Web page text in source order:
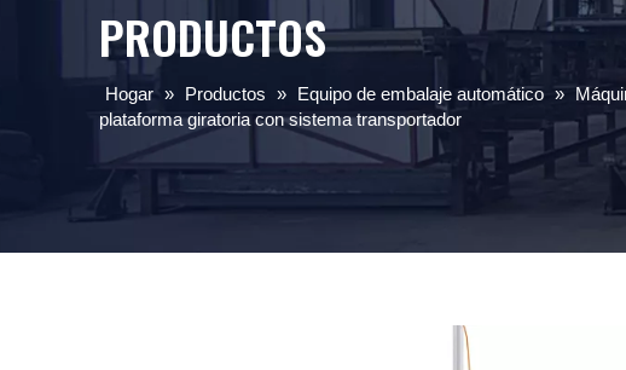
PRODUCTOS
Hogar » Productos » Equipo de embalaje automático »
plataforma giratoria con sistema transportador